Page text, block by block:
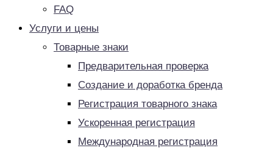
FAQ
Услуги и цены
Товарные знаки
Предварительная проверка
Создание и доработка бренда
Регистрация товарного знака
Ускоренная регистрация
Международная регистрация